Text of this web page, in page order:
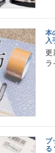
本
入
更
ラ
ブ
る